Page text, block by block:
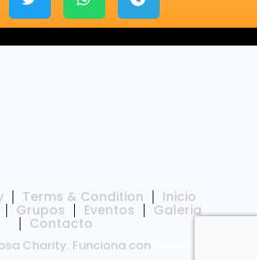
Terms & Condition Inicio
Grupos Eventos Galeria
Contacto
Charity. Funciona con